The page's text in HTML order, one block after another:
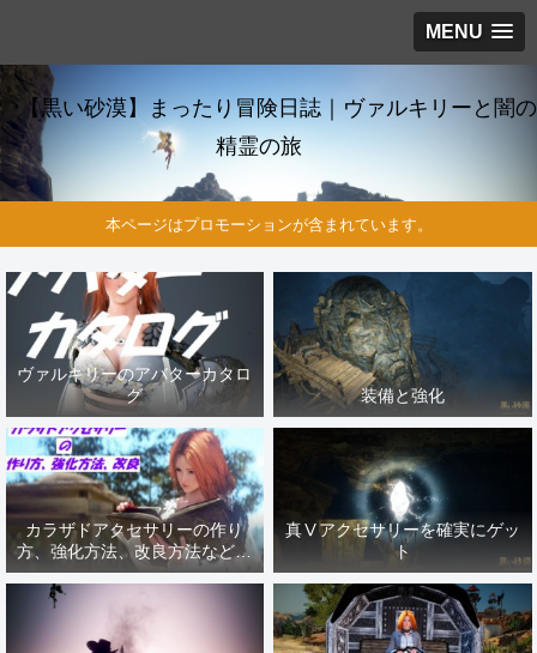
MENU
【黒い砂漠】まったり冒険日誌｜ヴァルキリーと闇の
精霊の旅
本ページはプロモーションが含まれています。
ヴァルキリーのアバターカタロ
グ
装備と強化
カラザドアクセサリーの作り
方、強化方法、改良方法などま
とめ【黒い砂漠冒険日誌１４１
真Ⅴアクセサリーを確実にゲッ
ト